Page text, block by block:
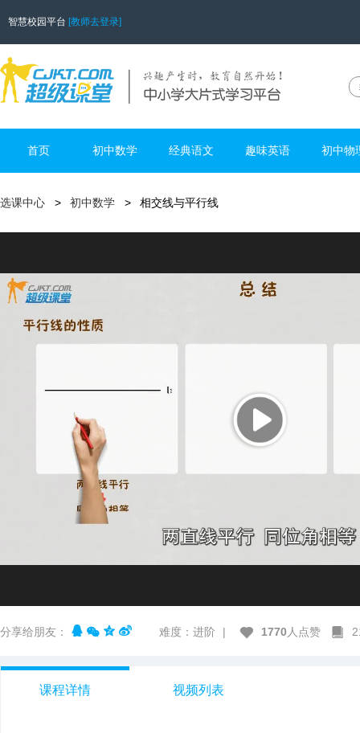
智慧校园平台 [教师去登录]
首页 初中数学 经典语文 趣味英语 初中物
选课中心 初中数学 相交线与平行线
分享给朋友： 难度：进阶 | 1770 人点赞
课程详情 视频列表